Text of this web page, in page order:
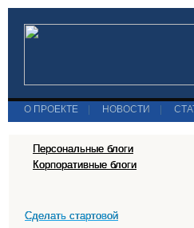
О ПРОЕКТЕ НОВОСТИ
Персональные блоги
Корпоративные блоги
Сделать стартовой